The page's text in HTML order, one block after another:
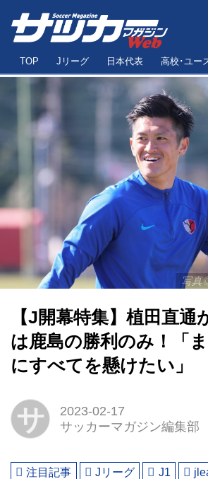
TOP Jリーグ 日本代表 高校･ユー
写真
【J開幕特集】植田直通
は鹿島の勝利のみ！「
にすべてを懸けたい」
サ
2023-02-17
サッカーマガジン編集部
注目記事 Jリーグ J1